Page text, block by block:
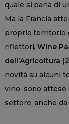
quale si parla di
Ma la Francia
proprio territorio
riflettori, Wine
dell’Agricoltura
novità su alcuni
vino, sono attese
settore, anche da